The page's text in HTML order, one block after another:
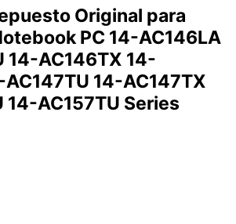
Original para
PC 14-AC146LA
14-AC146TX 14-
14-AC147TX
14-AC157TU Series